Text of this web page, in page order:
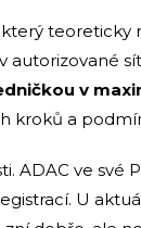
teoreticky
autorizované
v
kroků a
ADAC ve své
U